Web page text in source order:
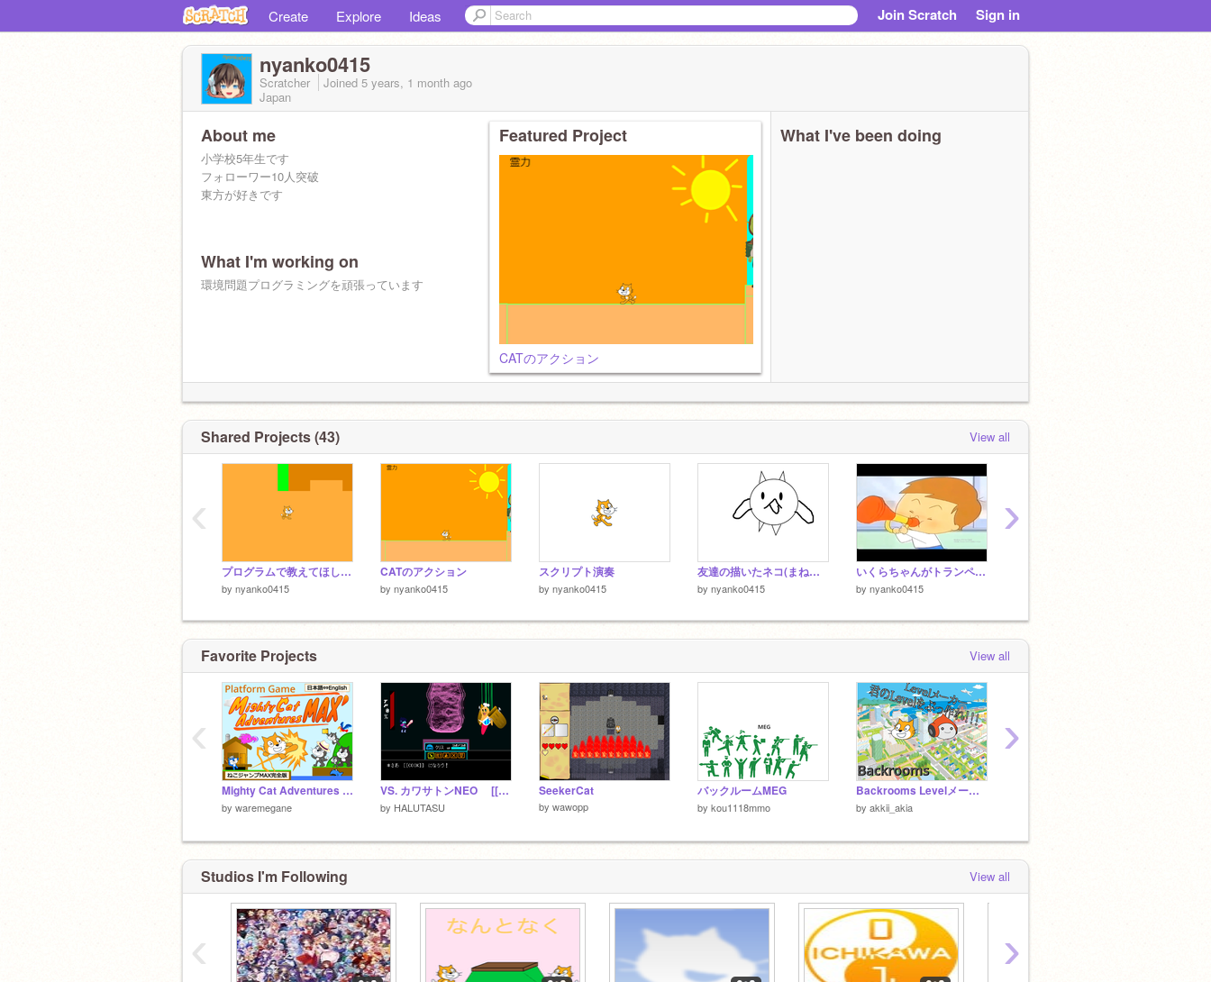
Create Explore Ideas Join Scratch Sign in
nyanko0415
Scratcher Joined 5 years, 1 month ago
Japan
About me
小学校5年生です
フォローワー10人突破
東方が好きです
What I'm working on
環境問題プログラミングを頑張っています
Featured Project
CATのアクション
What I've been doing
Shared Projects (43) View all
プログラムで教えてほしいこと remix
by nyanko0415
CATのアクション
by nyanko0415
スクリプト演奏
by nyanko0415
友達の描いたネコ(まねた） 猫の日記念
by nyanko0415
いくらちゃんがトランペットでアズリエル戦を吹くようです
by nyanko0415
‹ ›
Favorite Projects View all
Mighty Cat Adventures MAX' 完全版ねこジャンプMAX
by waremegane
VS. カワサトンNEO [[deltarune]] ver.1.1
by HALUTASU
SeekerCat
by wawopp
バックルームMEG
by kou1118mmo
Backrooms Levelメーカー解説
by akkii_akia
‹ ›
Studios I'm Following View all
‹ ›